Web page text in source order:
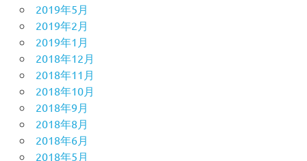
2019年5月
2019年2月
2019年1月
2018年12月
2018年11月
2018年10月
2018年9月
2018年8月
2018年6月
2018年5月